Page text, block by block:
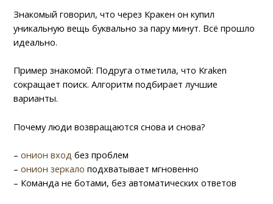
Знакомый говорил, что через Кракен он купил
уникальную вещь буквально за пару минут. Всё прошло
идеально.
Пример знакомой: Подруга отметила, что Kraken
сокращает поиск. Алгоритм подбирает лучшие
варианты.
Почему люди возвращаются снова и снова?
–онион вход без проблем
–онион зеркало подхватывает мгновенно
– Команда не ботами, без автоматических ответов